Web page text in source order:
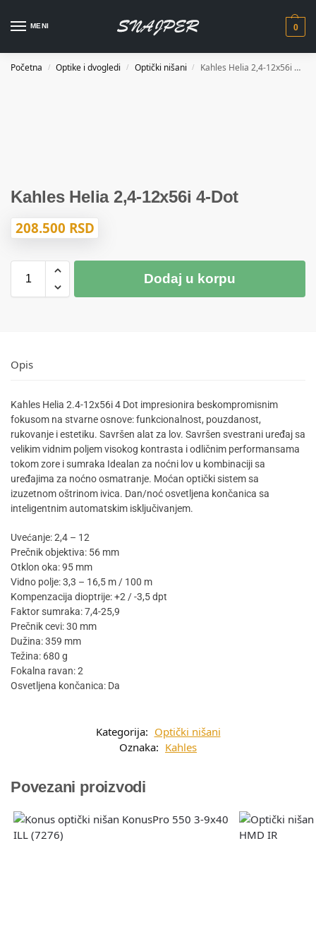
MENI 0
Početna / Optike i dvogledi / Optički nišani / Kahles Helia 2,4-12x56i 4-Dot
Kahles Helia 2,4-12x56i 4-Dot
208.500 RSD
Dodaj u korpu
Opis
Kahles Helia 2.4-12x56i 4 Dot impresionira beskompromisnim
fokusom na stvarne osnove: funkcionalnost, pouzdanost,
rukovanje i estetiku. Savršen alat za lov. Savršen svestrani uređaj sa
velikim vidnim poljem visokog kontrasta i odličnim performansama
tokom zore i sumraka Idealan za noćni lov u kombinaciji sa
uređajima za noćno osmatranje. Moćan optički sistem sa
izuzetnom oštrinom ivica. Dan/noć osvetljena končanica sa
inteligentnim automatskim isključivanjem.
Uvećanje: 2,4 – 12
Prečnik objektiva: 56 mm
Otklon oka: 95 mm
Vidno polje: 3,3 – 16,5 m / 100 m
Kompenzacija dioptrije: +2 / -3,5 dpt
Faktor sumraka: 7,4-25,9
Prečnik cevi: 30 mm
Dužina: 359 mm
Težina: 680 g
Fokalna ravan: 2
Osvetljena končanica: Da
Kategorija: Optički nišani
Oznaka: Kahles
Povezani proizvodi